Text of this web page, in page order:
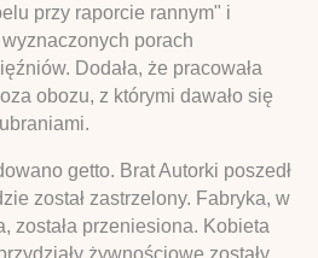
przy raporcie rannym" i
porach
Dodała, że pracowała
obozu, z którymi dawało się
getto. Brat Autorki poszedł
został zastrzelony. Fabryka, w
została przeniesiona. Kobieta
żywnościowe zostały